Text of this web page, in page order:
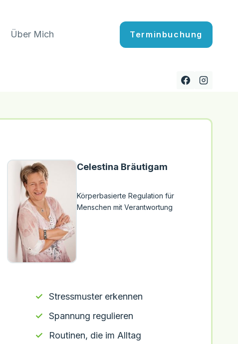
Über Mich Terminbuchung
Celestina Bräutigam
Körperbasierte Regulation für
Menschen mit Verantwortung
Stressmuster erkennen
Spannung regulieren
Routinen, die im Alltag